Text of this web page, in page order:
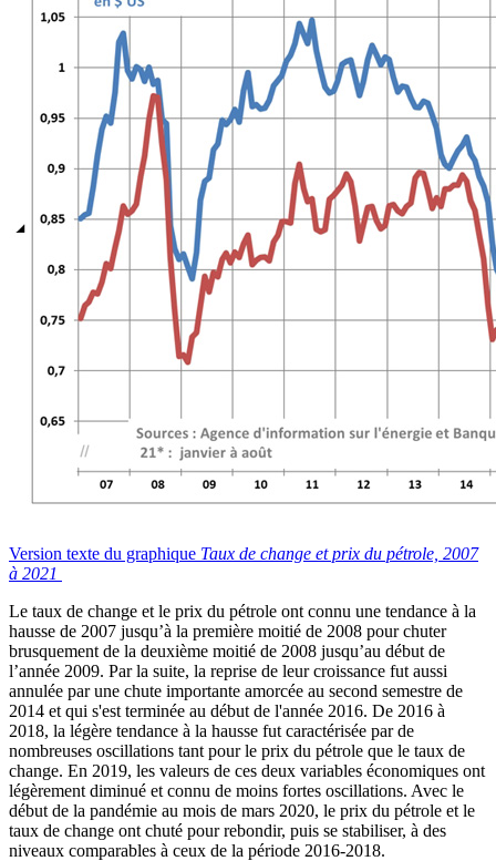
Version texte du graphique Taux de change et prix du pétrole, 2007
à 2021
Le taux de change et le prix du pétrole ont connu une tendance à la
hausse de 2007 jusqu’à la première moitié de 2008 pour chuter
brusquement de la deuxième moitié de 2008 jusqu’au début de
l’année 2009. Par la suite, la reprise de leur croissance fut aussi
annulée par une chute importante amorcée au second semestre de
2014 et qui s'est terminée au début de l'année 2016. De 2016 à
2018, la légère tendance à la hausse fut caractérisée par de
nombreuses oscillations tant pour le prix du pétrole que le taux de
change. En 2019, les valeurs de ces deux variables économiques ont
légèrement diminué et connu de moins fortes oscillations. Avec le
début de la pandémie au mois de mars 2020, le prix du pétrole et le
taux de change ont chuté pour rebondir, puis se stabiliser, à des
niveaux comparables à ceux de la période 2016-2018.